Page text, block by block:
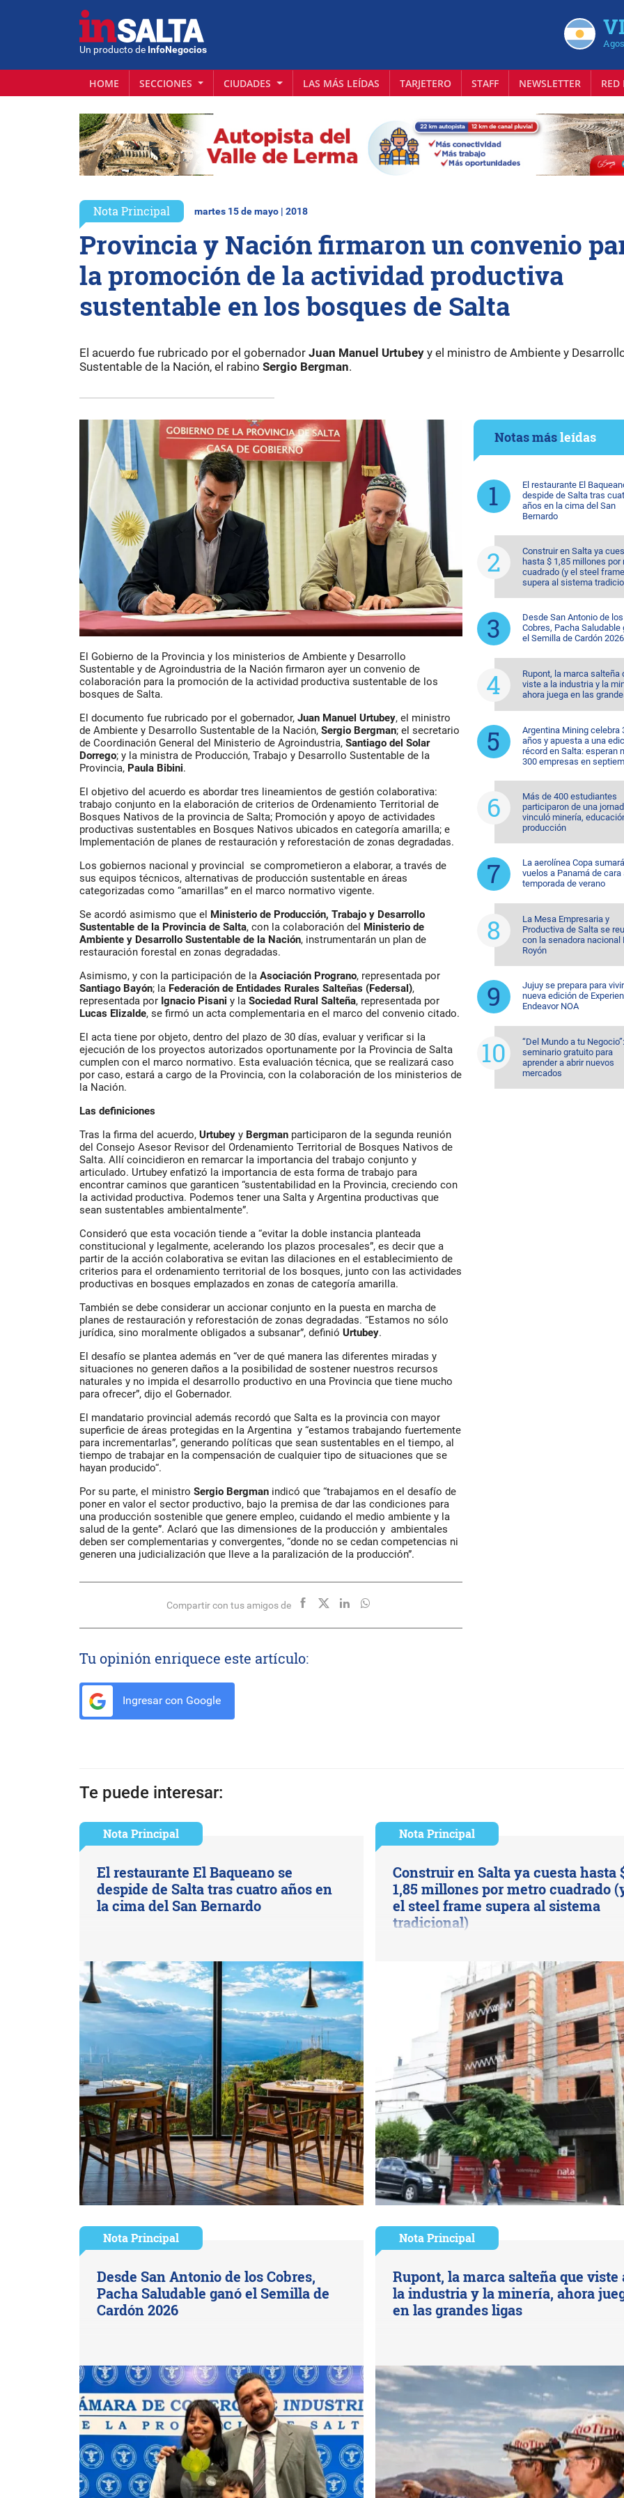
Un producto de InfoNegocios
HOME SECCIONES CIUDADES LAS MÁS LEÍDAS TARJETERO STAFF NEWSLETTER
Nota Principal martes 15 de mayo | 2018
Provincia y Nación firmaron un convenio
la promoción de la actividad productiva
sustentable en los bosques de Salta
El acuerdo fue rubricado por el gobernador Juan Manuel Urtubey y el ministro de Ambiente y
Sustentable de la Nación, el rabino Sergio Bergman.
El Gobierno de la Provincia y los ministerios de Ambiente y Desarrollo
Sustentable y de Agroindustria de la Nación firmaron ayer un convenio de
colaboración para la promoción de la actividad productiva sustentable de los
bosques de Salta.
El documento fue rubricado por el gobernador, Juan Manuel Urtubey, el ministro
de Ambiente y Desarrollo Sustentable de la Nación, Sergio Bergman; el secretario
de Coordinación General del Ministerio de Agroindustria, Santiago del Solar
Dorrego; y la ministra de Producción, Trabajo y Desarrollo Sustentable de la
Provincia, Paula Bibini.
El objetivo del acuerdo es abordar tres lineamientos de gestión colaborativa:
trabajo conjunto en la elaboración de criterios de Ordenamiento Territorial de
Bosques Nativos de la provincia de Salta; Promoción y apoyo de actividades
productivas sustentables en Bosques Nativos ubicados en categoría amarilla; e
Implementación de planes de restauración y reforestación de zonas degradadas.
Los gobiernos nacional y provincial se comprometieron a elaborar, a través de
sus equipos técnicos, alternativas de producción sustentable en áreas
categorizadas como “amarillas” en el marco normativo vigente.
Se acordó asimismo que el Ministerio de Producción, Trabajo y Desarrollo
Sustentable de la Provincia de Salta, con la colaboración del Ministerio de
Ambiente y Desarrollo Sustentable de la Nación, instrumentarán un plan de
restauración forestal en zonas degradadas.
Asimismo, y con la participación de la Asociación Prograno, representada por
Santiago Bayón; la Federación de Entidades Rurales Salteñas (Federsal),
representada por Ignacio Pisani y la Sociedad Rural Salteña, representada por
Lucas Elizalde, se firmó un acta complementaria en el marco del convenio citado.
El acta tiene por objeto, dentro del plazo de 30 días, evaluar y verificar si la
ejecución de los proyectos autorizados oportunamente por la Provincia de Salta
cumplen con el marco normativo. Esta evaluación técnica, que se realizará caso
por caso, estará a cargo de la Provincia, con la colaboración de los ministerios de
la Nación.
Las definiciones
Tras la firma del acuerdo, Urtubey y Bergman participaron de la segunda reunión
del Consejo Asesor Revisor del Ordenamiento Territorial de Bosques Nativos de
Salta. Allí coincidieron en remarcar la importancia del trabajo conjunto y
articulado. Urtubey enfatizó la importancia de esta forma de trabajo para
encontrar caminos que garanticen “sustentabilidad en la Provincia, creciendo con
la actividad productiva. Podemos tener una Salta y Argentina productivas que
sean sustentables ambientalmente”.
Consideró que esta vocación tiende a “evitar la doble instancia planteada
constitucional y legalmente, acelerando los plazos procesales”, es decir que a
partir de la acción colaborativa se evitan las dilaciones en el establecimiento de
criterios para el ordenamiento territorial de los bosques, junto con las actividades
productivas en bosques emplazados en zonas de categoría amarilla.
También se debe considerar un accionar conjunto en la puesta en marcha de
planes de restauración y reforestación de zonas degradadas. “Estamos no sólo
jurídica, sino moralmente obligados a subsanar”, definió Urtubey.
El desafío se plantea además en “ver de qué manera las diferentes miradas y
situaciones no generen daños a la posibilidad de sostener nuestros recursos
naturales y no impida el desarrollo productivo en una Provincia que tiene mucho
para ofrecer”, dijo el Gobernador.
El mandatario provincial además recordó que Salta es la provincia con mayor
superficie de áreas protegidas en la Argentina y “estamos trabajando fuertemente
para incrementarlas”, generando políticas que sean sustentables en el tiempo, al
tiempo de trabajar en la compensación de cualquier tipo de situaciones que se
hayan producido“.
Por su parte, el ministro Sergio Bergman indicó que “trabajamos en el desafío de
poner en valor el sector productivo, bajo la premisa de dar las condiciones para
una producción sostenible que genere empleo, cuidando el medio ambiente y la
salud de la gente”. Aclaró que las dimensiones de la producción y ambientales
deben ser complementarias y convergentes, “donde no se cedan competencias ni
generen una judicialización que lleve a la paralización de la producción”.
Compartir con tus amigos de
Tu opinión enriquece este artículo:
Ingresar con Google
Notas másleídas
El restaurante El
despide de Salta tras
años en la cima del San
Bernardo
Construir en Salta ya
hasta $ 1,85 millones por
cuadrado (y el steel frame
supera al sistema
Desde San Antonio de los
Cobres, Pacha Saludable
el Semilla de Cardón 2026
Rupont, la marca salteña
viste a la industria y la
ahora juega en las
Argentina Mining celebra
años y apuesta a una
récord en Salta: esperan
300 empresas en
Más de 400 estudiantes
participaron de una
vinculó minería,
producción
La aerolínea Copa sumará
vuelos a Panamá de cara
temporada de verano
La Mesa Empresaria y
Productiva de Salta se
con la senadora nacional
Royón
Jujuy se prepara para
nueva edición de
Endeavor NOA
“Del Mundo a tu
seminario gratuito para
aprender a abrir nuevos
mercados
Te puede interesar:
Nota Principal
El restaurante El Baqueano se
despide de Salta tras cuatro años en
la cima del San Bernardo
Nota Principal
Construir en Salta ya cuesta hasta
1,85 millones por metro cuadrado
el steel frame supera al sistema
tradicional)
Nota Principal
Desde San Antonio de los Cobres,
Pacha Saludable ganó el Semilla de
Cardón 2026
Nota Principal
Rupont, la marca salteña que viste
la industria y la minería, ahora
en las grandes ligas